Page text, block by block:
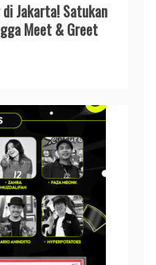
di Jakarta! Satukan
Meet & Greet